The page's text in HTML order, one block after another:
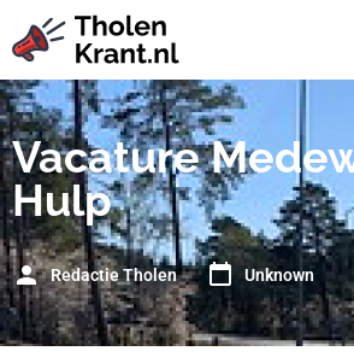
Vacature
Hulp
Redactie Tholen Unknown